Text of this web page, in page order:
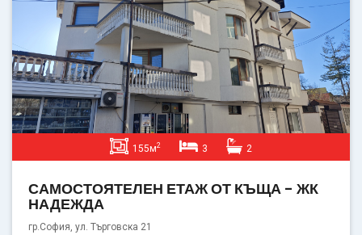
155м2 3 2
САМОСТОЯТЕЛЕН ЕТАЖ ОТ КЪЩА - ЖК
НАДЕЖДА
гр.София, ул. Търговска 21